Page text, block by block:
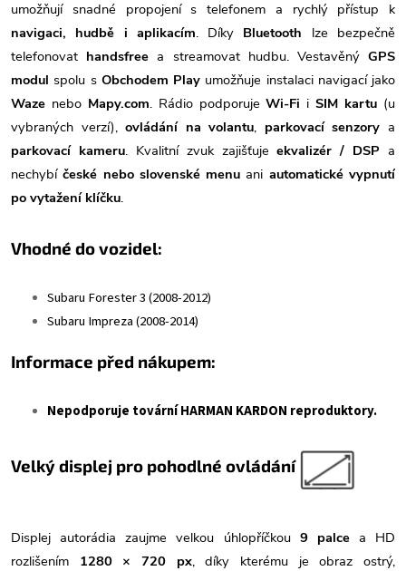
umožňují snadné propojení s telefonem a rychlý přístup k
navigaci, hudbě i aplikacím. Díky Bluetooth lze bezpečně
telefonovat handsfree a streamovat hudbu. VestavěnýGPS
modul spolu s Obchodem Play umožňuje instalaci navigací jako
Waze nebo Mapy.com. Rádio podporujeWi-Fi iSIM kartu (u
vybraných verzí),ovládání na volantu, parkovací senzory a
parkovací kameru. Kvalitní zvuk zajišťujeekvalizér / DSP a
nechybíčeské nebo slovenské menu ani automatické vypnutí
po vytažení klíčku.
Vhodné do vozidel:
Subaru Forester 3 (2008-2012)
Subaru Impreza (2008-2014)
Informace před nákupem:
Nepodporuje tovární HARMAN KARDON reproduktory.
Velký displej pro pohodlné ovládání
Displej autorádia zaujme velkou úhlopříčkou 9 palcea HD
rozlišením 1280 × 720 px, díky kterému je obraz ostrý,